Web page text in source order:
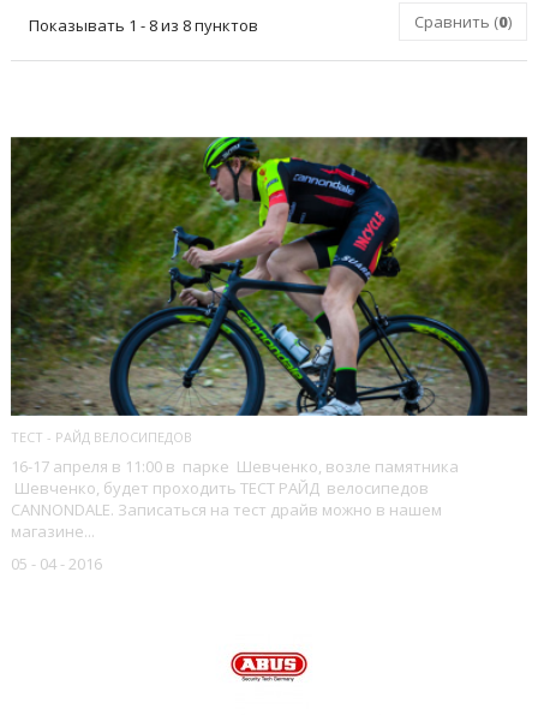
Показывать 1 - 8 из 8 пунктов Сравнить (0)
ТЕСТ - РАЙД ВЕЛОСИПЕДОВ
16-17 апреля в 11:00 в парке Шевченко, возле памятника
Шевченко, будет проходить ТЕСТ РАЙД велосипедов
CANNONDALE. Записаться на тест драйв можно в нашем
магазине...
05 - 04 - 2016